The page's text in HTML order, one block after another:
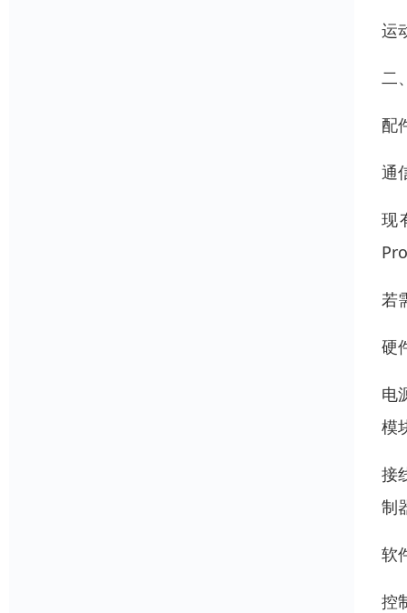
运
二
配
通
现
若
硬
电
模
接
制
软
控